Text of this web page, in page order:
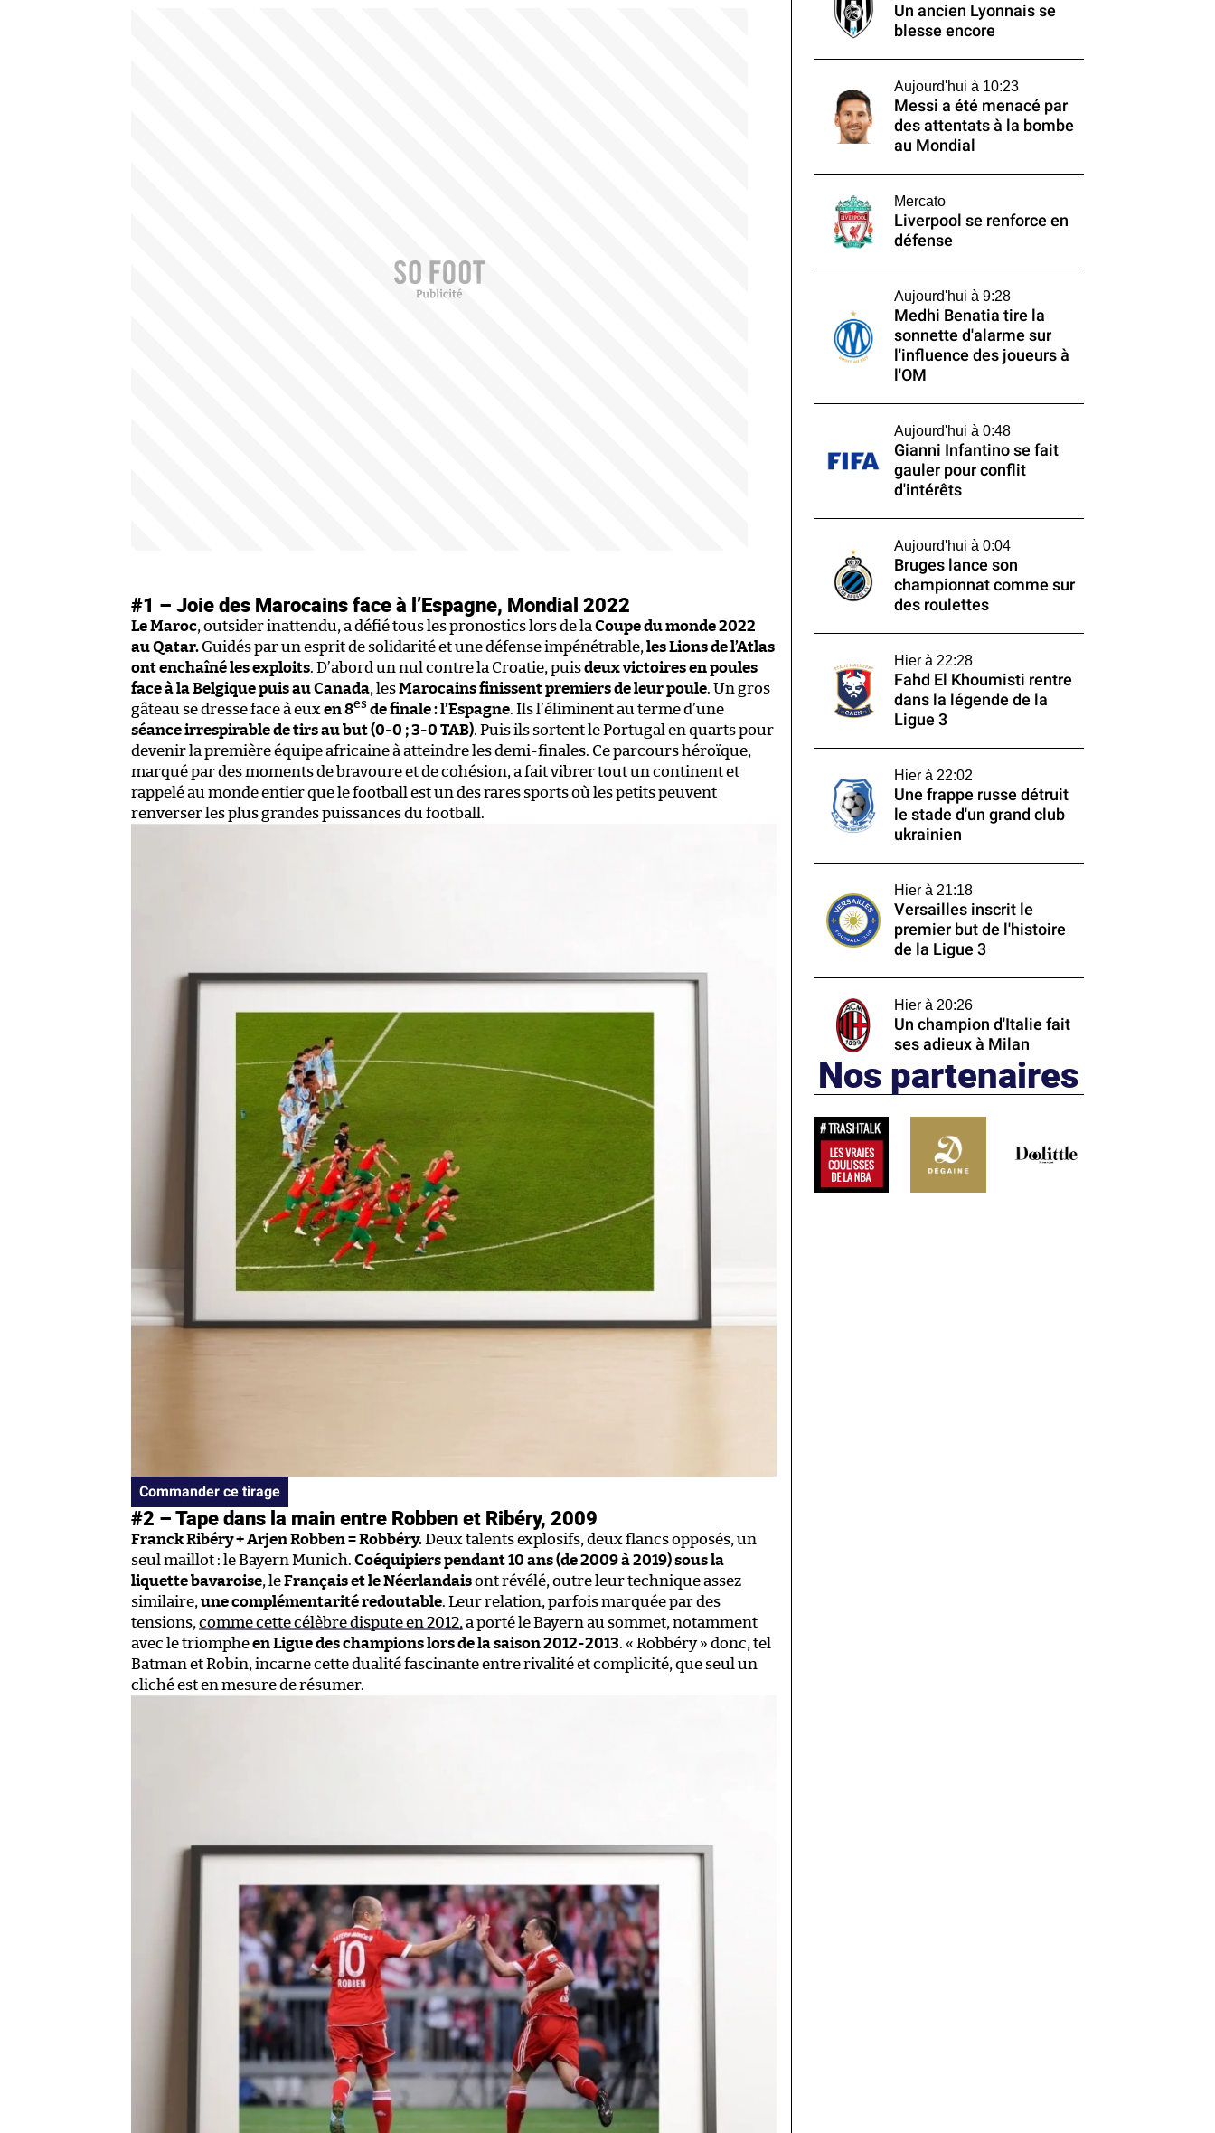
#1 – Joie des Marocains face à l’Espagne, Mondial 2022
Le Maroc, outsider inattendu, a défié tous les pronostics lors de la Coupe du monde 2022
au Qatar. Guidés par un esprit de solidarité et une défense impénétrable, les Lions de l’Atlas
ont enchaîné les exploits. D’abord un nul contre la Croatie, puisdeux victoires en poules
face à la Belgique puis au Canada, lesMarocains finissent premiers de leur poule. Un gros
gâteau se dresse face à eux en 8es de finale : l’Espagne. Ils l’éliminent au terme d’une
séance irrespirable de tirs au but (0-0 ; 3-0 TAB). Puis ils sortent le Portugal en quarts pour
devenir la première équipe africaine à atteindre les demi-finales. Ce parcours héroïque,
marqué par des moments de bravoure et de cohésion, a fait vibrer tout un continent et
rappelé au monde entier que le football est un des rares sports où les petits peuvent
renverser les plus grandes puissances du football.
Commander ce tirage
#2 – Tape dans la main entre Robben et Ribéry, 2009
Franck Ribéry + Arjen Robben = Robbéry.Deux talents explosifs, deux flancs opposés, un
seul maillot : le Bayern Munich. Coéquipiers pendant 10 ans (de 2009 à 2019) sous la
liquette bavaroise, leFrançais et le Néerlandaisont révélé, outre leur technique assez
similaire,une complémentarité redoutable. Leur relation, parfois marquée par des
tensions,comme cette célèbre dispute en 2012,a porté le Bayern au sommet, notamment
avec le triompheen Ligue des champions lors de la saison 2012-2013. « Robbéry » donc, tel
Batman et Robin, incarne cette dualité fascinante entre rivalité et complicité, que seul un
cliché est en mesure de résumer.
Un ancien Lyonnais se
blesse encore
Aujourd'hui à 10:23
Messi a été menacé par
des attentats à la bombe
au Mondial
Mercato
Liverpool se renforce en
défense
Aujourd'hui à 9:28
Medhi Benatia tire la
sonnette d'alarme sur
l'influence des joueurs à
l'OM
Aujourd'hui à 0:48
Gianni Infantino se fait
gauler pour conflit
d'intérêts
Aujourd'hui à 0:04
Bruges lance son
championnat comme sur
des roulettes
Hier à 22:28
Fahd El Khoumisti rentre
dans la légende de la
Ligue 3
Hier à 22:02
Une frappe russe détruit
le stade d'un grand club
ukrainien
Hier à 21:18
Versailles inscrit le
premier but de l'histoire
de la Ligue 3
Hier à 20:26
Un champion d'Italie fait
ses adieux à Milan
Nos partenaires